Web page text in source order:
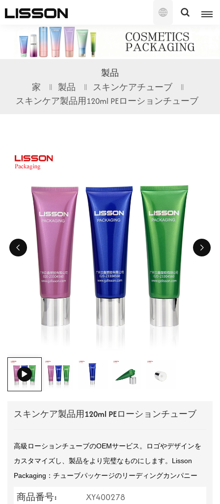
語
English
français
русский
日本語
한국의
ไทย
Tiếng việt
中文
製品
家 製品
スキンケアチューブ
スキンケア製品用120ml PEローションチューブ
スキンケア製品用120ml PEローションチューブ
高級ローションチューブのOEMサービス。ロゴやデザインを
カスタマイズし、製品をより完璧なものにします。Lisson
Packaging：チューブパッケージのリーディングカンパニー
商品番号: XY400278